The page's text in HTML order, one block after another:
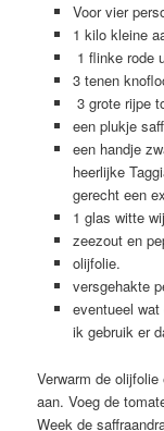
Voor vier
1 kilo kleine
1 flinke rode
3 tenen
3 grote rijpe
een plukje
een handje
heerlijke
gerecht een
1 glas witte
zeezout en
olijfolie.
versgehakte
eventueel
ik gebruik er
Verwarm de
aan. Voeg de
Week de